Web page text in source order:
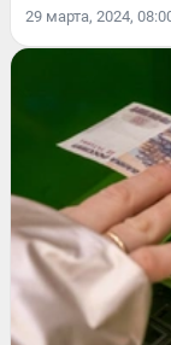
29 марта, 2024,